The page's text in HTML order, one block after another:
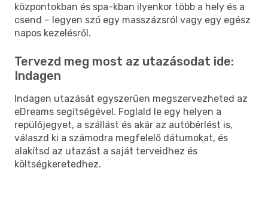
központokban és spa-kban ilyenkor több a hely és a
csend – legyen szó egy masszázsról vagy egy egész
napos kezelésről.
Tervezd meg most az utazásodat ide:
Indagen
Indagen utazását egyszerűen megszervezheted az
eDreams segítségével. Foglald le egy helyen a
repülőjegyet, a szállást és akár az autóbérlést is,
válaszd ki a számodra megfelelő dátumokat, és
alakítsd az utazást a saját terveidhez és
költségkeretedhez.